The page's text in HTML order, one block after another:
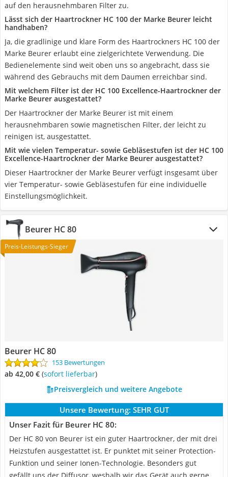
auf den herausnehmbaren Filter zu.
Lässt sich der Haartrockner HC 100 der Marke Beurer leicht
handhaben?
Ja, die gradlinige und klare Form des Haartrockners HC 100 der
Marke Beurer erlaubt eine zielgerichtete Verwendung. Die
Bedienelemente sind weit oben uns so angebracht, dass sie
während des Gebrauchs mit dem Daumen erreichbar sind.
Mit welchem Filter ist der HC 100 Excellence-Haartrockner der
Marke Beurer ausgestattet?
Der Haartrockner der Marke Beurer ist mit einem
herausnehmbaren sowie magnetischen Filter, der leicht zu
reinigen ist, ausgestattet.
Mit wie vielen Temperatur- sowie Gebläsestufen ist der HC 100
Excellence-Haartrockner der Marke Beurer ausgestattet?
Dieser Haartrockner der Marke Beurer verfügt insgesamt über
vier Temperatur- sowie Gebläsestufen für eine individuelle
Einstellungsmöglichkeit.
Beurer HC 80
Preis-Leistungs-Sieger
Beurer HC 80
153 Bewertungen
ab 42,00 € ( Sofort lieferbar)
Preisvergleich und weitere Angebote
Unsere Bewertung: SEHR GUT
Unser Fazit für Beurer HC 80:
Der HC 80 von Beurer ist ein guter Haartrockner, der mit drei
Heizstufen ausgestattet ist. Er punktet mit seiner Protection-
Funktion und seiner Ionen-Technologie. Besonders gut